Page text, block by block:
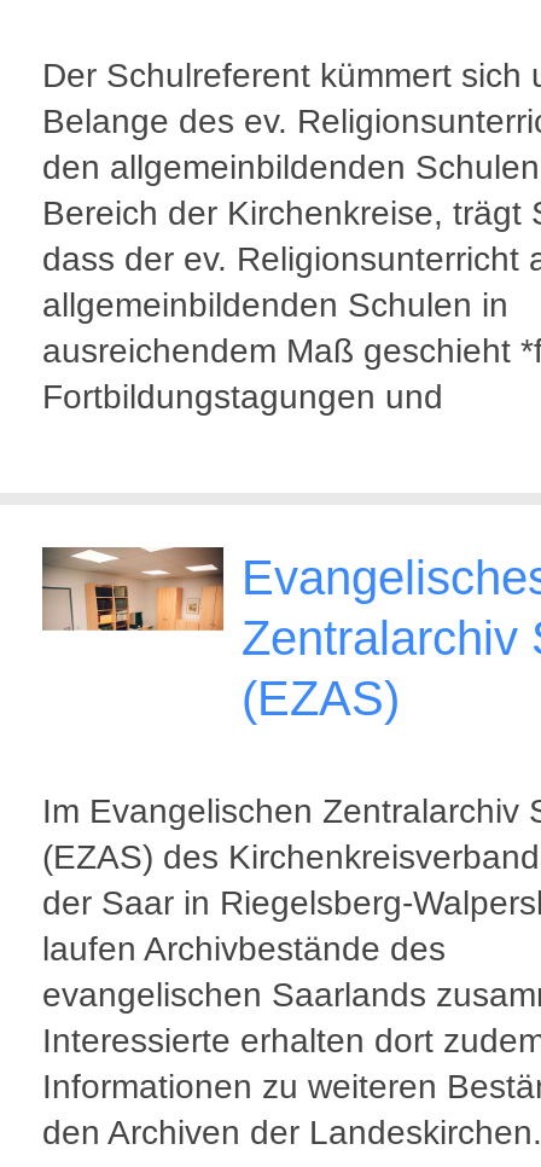
Der Schulreferent kümmert sich
Belange des ev.
den allgemeinbildenden
Bereich der Kirchenkreise, trägt
dass der ev. Religionsunterricht
allgemeinbildenden Schulen in
ausreichendem Maß geschieht
Fortbildungstagungen und
Zentralarchiv
(EZAS)
Im Evangelischen Zentralarchiv
(EZAS) des
der Saar in Riegelsberg-
laufen Archivbestände des
evangelischen Saarlands
Interessierte erhalten dort
Informationen zu weiteren
den Archiven der Landeskirchen.